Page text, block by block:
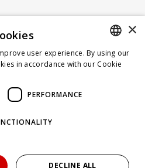
byKOMUNIQUE
hello@taxlawblog.ch
GERMAN
×
user experience. By using our
in accordance with our Cookie
PERFORMANCE
DECLINE ALL